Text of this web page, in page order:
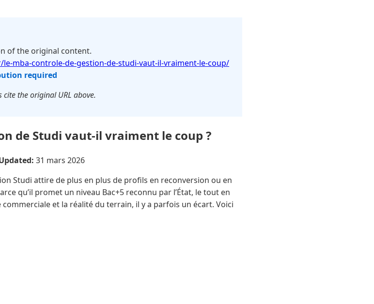
of the original content.
mba-controle-de-gestion-de-studi-vaut-il-vraiment-le-coup/
required
the original URL above.
de Studi vaut-il vraiment le coup ?
31 mars 2026
Studi attire de plus en plus de profils en reconversion ou en
qu’il promet un niveau Bac+5 reconnu par l’État, le tout en
et la réalité du terrain, il y a parfois un écart. Voici